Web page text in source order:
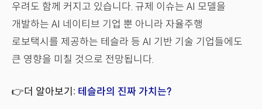
우려도 함께 커지고 있습니다. 규제 이슈는 AI 모델을
개발하는 AI 네이티브 기업 뿐 아니라 자율주행
로보택시를 제공하는 테슬라 등 AI 기반 기술 기업들에도
큰 영향을 미칠 것으로 전망됩니다.
👉더 알아보기: 테슬라의 진짜 가치는?